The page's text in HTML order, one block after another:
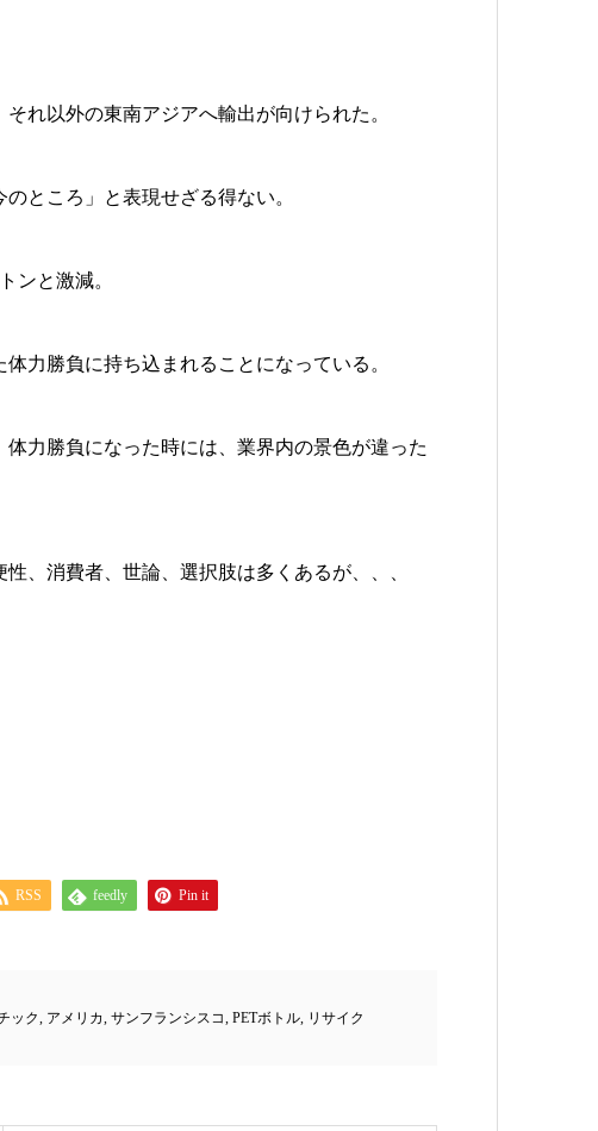
れ以外の東南アジアへ輸出が向けられた。
ところ」と表現せざる得ない。
ンと激減。
力勝負に持ち込まれることになっている。
力勝負になった時には、業界内の景色が違った
、消費者、世論、選択肢は多くあるが、、、
RSS feedly Pin it
ック アメリカ サンフランシスコ PETボトル リサイク